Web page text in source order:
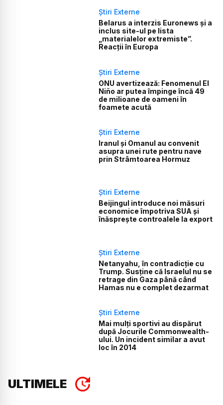
Știri Externe
Belarus a interzis Euronews și a
inclus site-ul pe lista
„materialelor extremiste”.
Reacții în Europa
Știri Externe
ONU avertizează: Fenomenul El
Niño ar putea împinge încă 49
de milioane de oameni în
foamete acută
Știri Externe
Iranul și Omanul au convenit
asupra unei rute pentru nave
prin Strâmtoarea Hormuz
Știri Externe
Beijingul introduce noi măsuri
economice împotriva SUA și
înăsprește controalele la export
Știri Externe
Netanyahu, în contradicție cu
Trump. Susține că Israelul nu se
retrage din Gaza până când
Hamas nu e complet dezarmat
Știri Externe
Mai mulți sportivi au dispărut
după Jocurile Commonwealth-
ului. Un incident similar a avut
loc în 2014
ULTIMELE